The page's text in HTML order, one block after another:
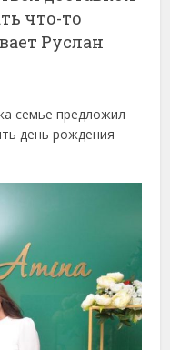
что-то
Руслан
семье предложил
день рождения